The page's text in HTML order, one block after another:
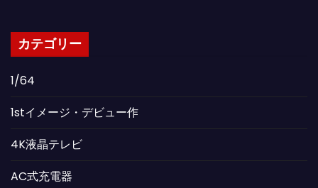
カテゴリー
1/64
1stイメージ・デビュー作
4K液晶テレビ
AC式充電器